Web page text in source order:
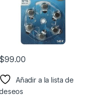
$99.00
Añadir a la lista de